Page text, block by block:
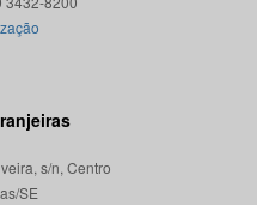
s/n, Centro
SE